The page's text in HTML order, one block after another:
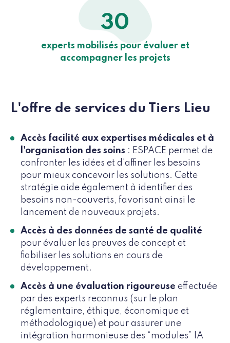
30
experts mobilisés pour évaluer et
accompagner les projets
L'offre de services du Tiers Lieu
Accès facilité aux expertises médicales et à
l'organisation des soins : ESPACE permet de
confronter les idées et d'affiner les besoins
pour mieux concevoir les solutions. Cette
stratégie aide également à identifier des
besoins non-couverts, favorisant ainsi le
lancement de nouveaux projets.
Accès à des données de santé de qualité
pour évaluer les preuves de concept et
fiabiliser les solutions en cours de
développement.
Accès à une évaluation rigoureuse effectuée
par des experts reconnus (sur le plan
réglementaire, éthique, économique et
méthodologique) et pour assurer une
intégration harmonieuse des “modules” IA